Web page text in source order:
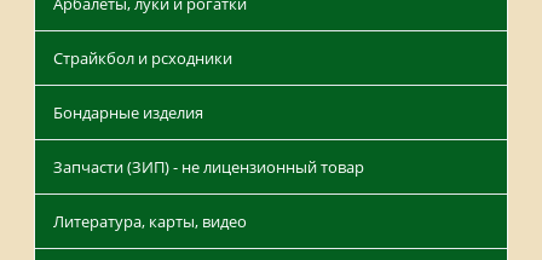
Страйкбол и рсходники
Бондарные изделия
Запчасти (ЗИП) - не лицензионный товар
Литература, карты, видео